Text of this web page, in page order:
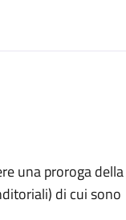
una proroga della
di cui sono